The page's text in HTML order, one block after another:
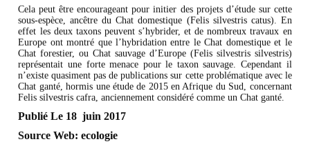
Cela peut être encourageant pour initier des projets d’étude sur cette
sous-espèce, ancêtre du Chat domestique (Felis silvestris catus). En
effet les deux taxons peuvent s’hybrider, et de nombreux travaux en
Europe ont montré que l’hybridation entre le Chat domestique et le
Chat forestier, ou Chat sauvage d’Europe (Felis silvestris silvestris)
représentait une forte menace pour le taxon sauvage. Cependant il
n’existe quasiment pas de publications sur cette problématique avec le
Chat ganté, hormis une étude de 2015 en Afrique du Sud, concernant
Felis silvestris cafra, anciennement considéré comme un Chat ganté.
Publié Le 18 juin 2017
Source Web: ecologie